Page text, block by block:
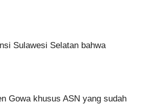
Sulawesi Selatan bahwa
Gowa khusus ASN yang sudah